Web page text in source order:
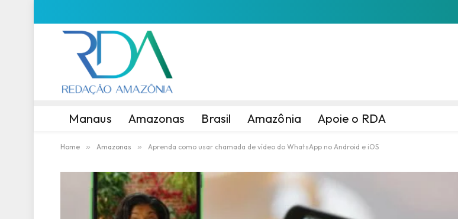
Manaus Amazonas Brasil Amazônia Apoie o RDA
Home » Amazonas » Aprenda como usar chamada de vídeo do WhatsApp no Android e iOS